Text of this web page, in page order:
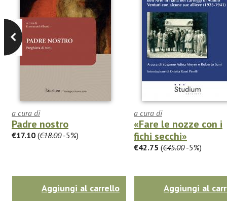
a cura di
Padre nostro
€17.10 (€18.00-5%)
Aggiungi al carrello
a cura di
«Fare le nozze con i
fichi secchi»
€42.75 (€45.00-5%)
Aggiungi al